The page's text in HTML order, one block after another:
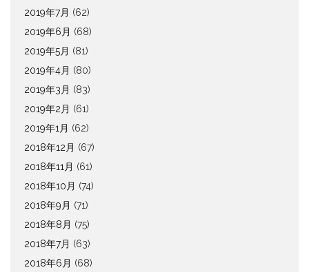
2019年7月 (62)
2019年6月 (68)
2019年5月 (81)
2019年4月 (80)
2019年3月 (83)
2019年2月 (61)
2019年1月 (62)
2018年12月 (67)
2018年11月 (61)
2018年10月 (74)
2018年9月 (71)
2018年8月 (75)
2018年7月 (63)
2018年6月 (68)